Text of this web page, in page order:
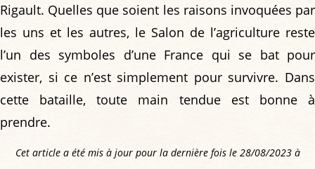
Rigault. Quelles que soient les raisons invoquées par
les uns et les autres, le Salon de l’agriculture reste
l’un des symboles d’une France qui se bat pour
exister, si ce n’est simplement pour survivre. Dans
cette bataille, toute main tendue est bonne à
prendre.
Cet article a été mis à jour pour la dernière fois le 28/08/2023 à